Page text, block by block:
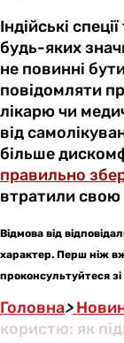
Індійські
будь-яких
не повинні
повідомляти
лікарю чи
від
більше
правильно
втратили свою
Відмова від
характер. Перш ніж
проконсультуйтеся
Головна>
користю: як